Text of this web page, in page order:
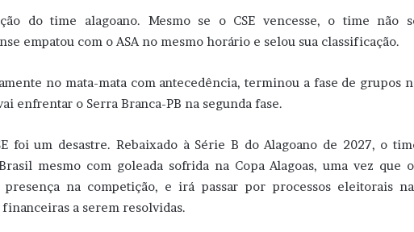
do time alagoano. Mesmo se o CSE vencesse, o time não
empatou com o ASA no mesmo horário e selou sua classificação.
no mata-mata com antecedência, terminou a fase de grupos
enfrentar o Serra Branca-PB na segunda fase.
foi um desastre. Rebaixado à Série B do Alagoano de 2027, o
mesmo com goleada sofrida na Copa Alagoas, uma vez que
na competição, e irá passar por processos eleitorais
a serem resolvidas.